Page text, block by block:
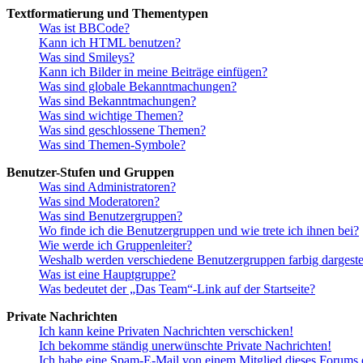
Textformatierung und Thementypen
Was ist BBCode?
Kann ich HTML benutzen?
Was sind Smileys?
Kann ich Bilder in meine Beiträge einfügen?
Was sind globale Bekanntmachungen?
Was sind Bekanntmachungen?
Was sind wichtige Themen?
Was sind geschlossene Themen?
Was sind Themen-Symbole?
Benutzer-Stufen und Gruppen
Was sind Administratoren?
Was sind Moderatoren?
Was sind Benutzergruppen?
Wo finde ich die Benutzergruppen und wie trete ich ihnen bei?
Wie werde ich Gruppenleiter?
Weshalb werden verschiedene Benutzergruppen farbig
Was ist eine Hauptgruppe?
Was bedeutet der „Das Team“-Link auf der Startseite?
Private Nachrichten
Ich kann keine Privaten Nachrichten verschicken!
Ich bekomme ständig unerwünschte Private Nachrichten!